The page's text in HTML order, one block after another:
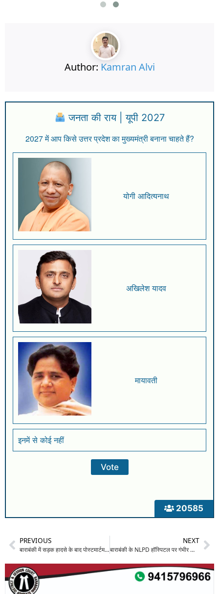
Author: Kamran Alvi
20585
जनता की राय | यूपी 2027
2027 में आप किसे उत्तर प्रदेश का मुख्यमंत्री बनाना चाहते हैं?
योगी आदित्यनाथ
अखिलेश यादव
मायावती
इनमें से कोई नहीं
PREVIOUS
बाराबंकी में सड़क हादसे के बाद पोस्टमार्टम को लेकर विवाद: पत्नी के हंगामे के बाद श्मशान घाट पहुंची पुलिस
NEXT
बाराबंकी के NLPD हॉस्पिटल पर गंभीर आरोप: गलत खून चढ़ाने से बिगड़ी युवती की हालत, मौत और जिंदगी के बीच जूझ रही 22 साल की नेहा; परिजनों का रो-रोकर बुरा हाल